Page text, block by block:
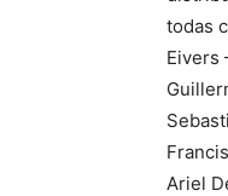
todas
Eivers
Ariel